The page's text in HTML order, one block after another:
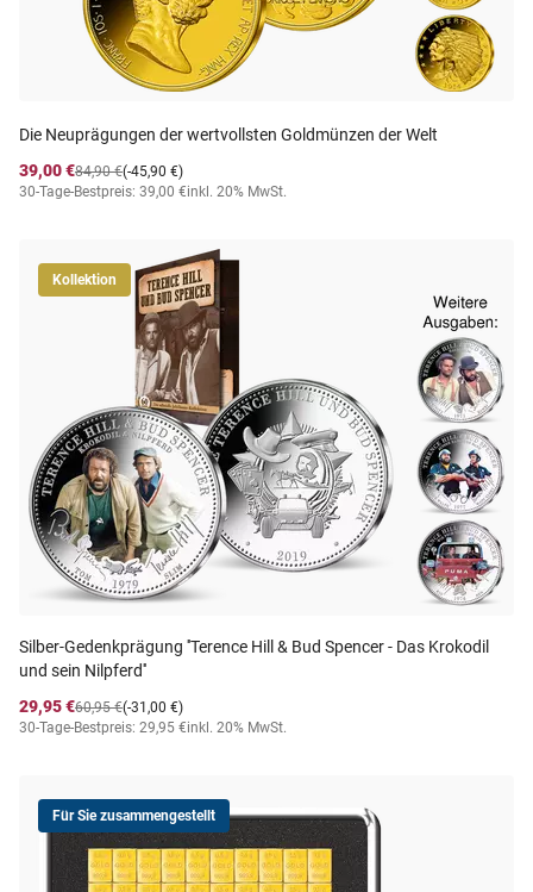
Die Neuprägungen der wertvollsten Goldmünzen der Welt
39,00 €
(-45,90 €)
84,90 €
30-Tage-Bestpreis: 39,00 €inkl. 20% MwSt.
Kollektion
Silber-Gedenkprägung ''Terence Hill & Bud Spencer - Das Krokodil
und sein Nilpferd''
29,95 €
(-31,00 €)
60,95 €
30-Tage-Bestpreis: 29,95 €inkl. 20% MwSt.
Für Sie zusammengestellt